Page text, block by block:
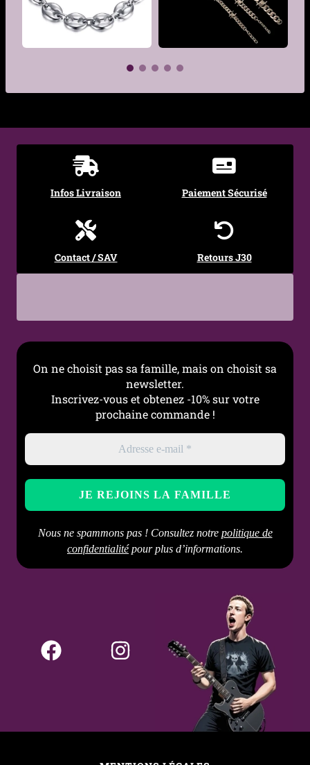
Largeur des
maillons
Confort
Léger, souple,
hypoallergénique
Occasions
Port quotidien, cadeau,
Infos Livraison Paiement Sécurisé
Contact / SAV Retours J30
On ne choisit pas sa famille, mais on choisit sa
newsletter.
Inscrivez-vous et obtenez -10% sur votre
prochaine commande !
Nous ne spammons pas ! Consultez notre politique de
confidentialitépour plus d’informations.